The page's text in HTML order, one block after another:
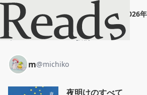
m"夜明けのすべて" 2026
ホーム m 投稿
m@michiko
夜明けのすべて